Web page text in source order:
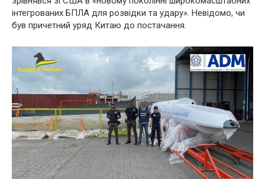
інтегрованих БПЛА для розвідки та удару». Невідомо, чи
був причетний уряд Китаю до постачання.